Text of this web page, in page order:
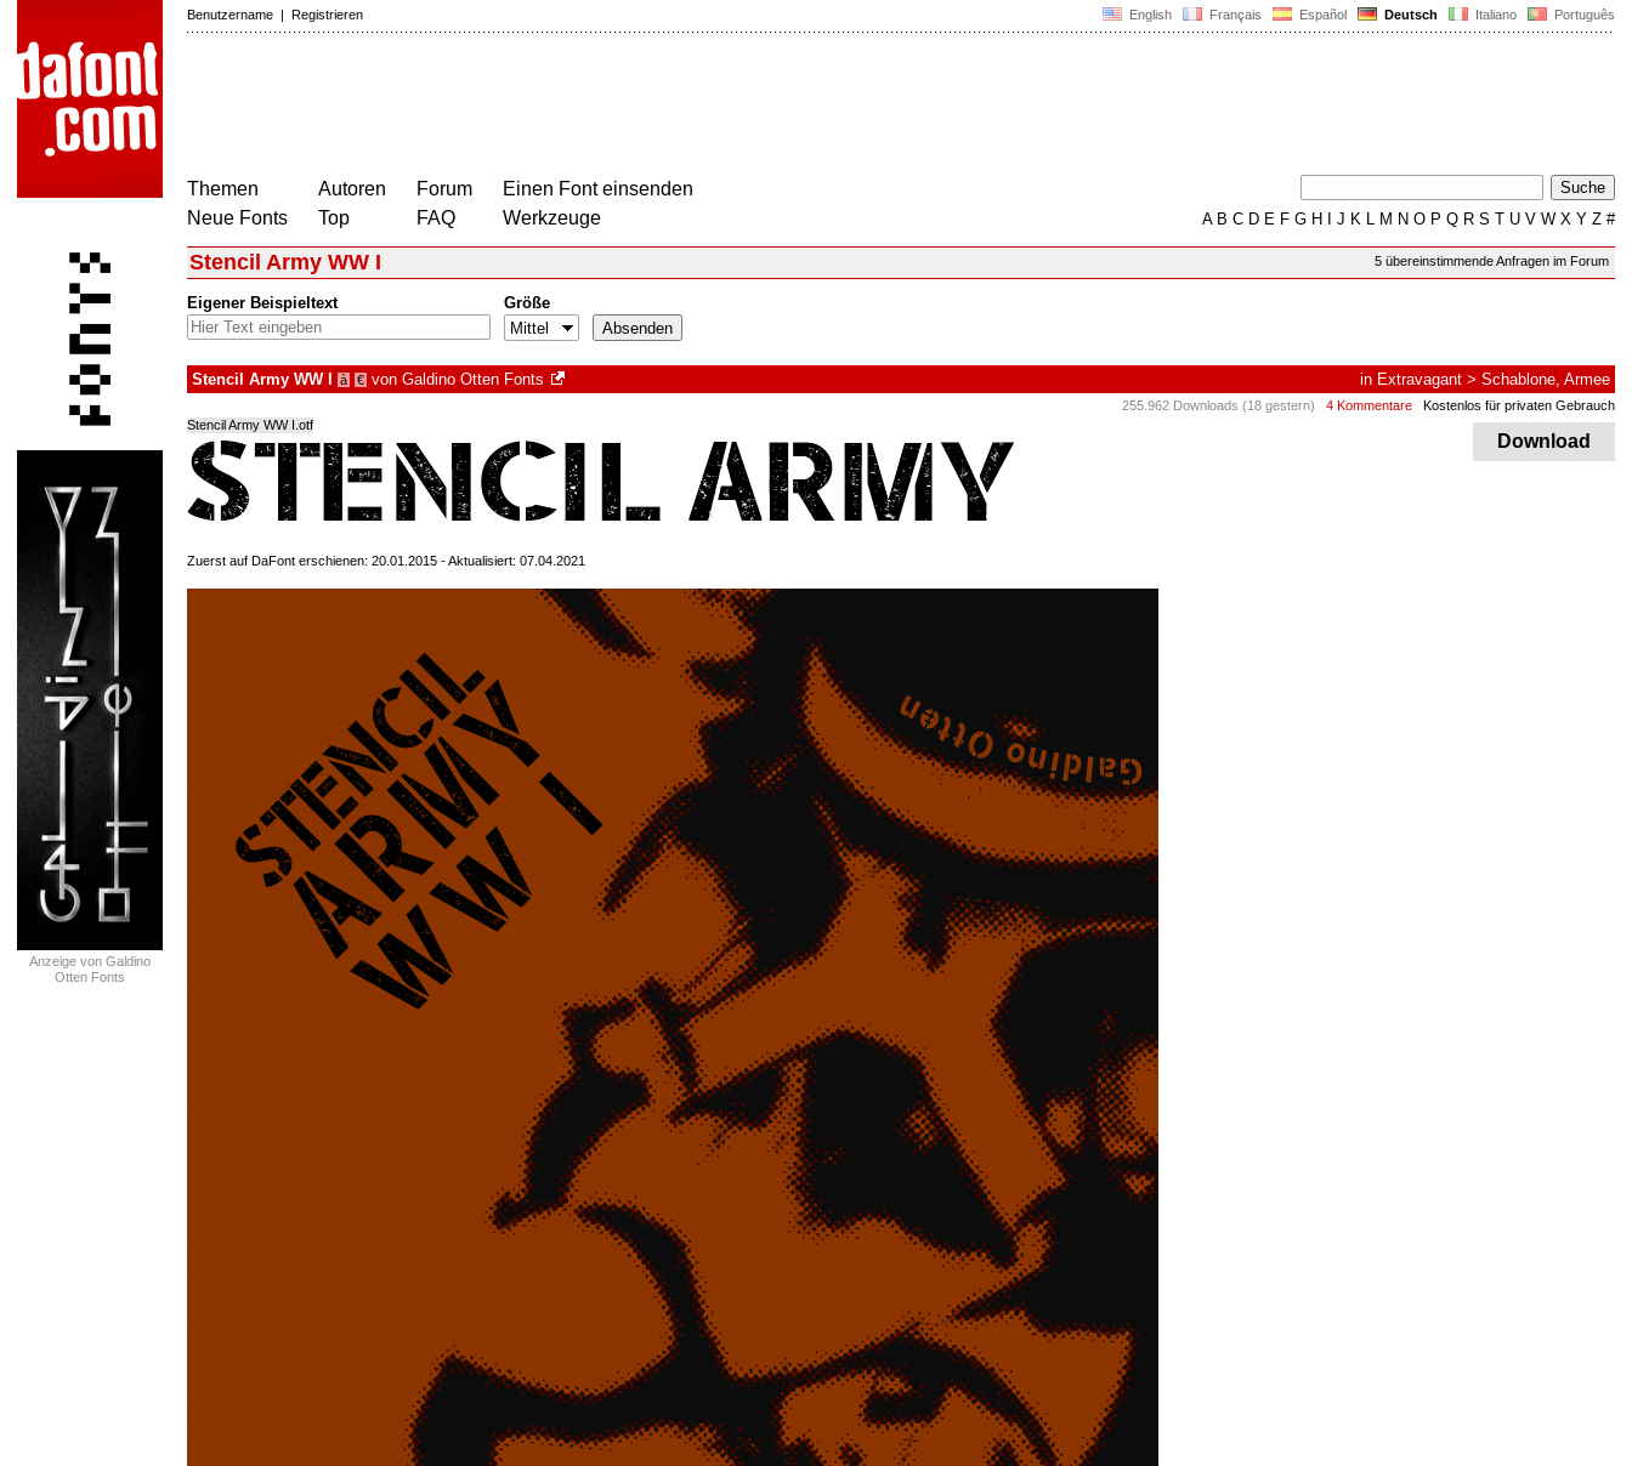
English Français Español Deutsch Italiano Português
Benutzername | Registrieren
Themen
Neue Fonts
Autoren
Top
Forum
FAQ
Einen Font einsenden
Werkzeuge
AB C D E F G H J K L M N O P Q R S T U V W X Y Z #
Anzeige von Galdino
Otten Fonts
5 übereinstimmende Anfragen im Forum
Stencil Army WW I
Eigener Beispieltext Größe
Stencil Army WW I à € von Galdino Otten Fonts in Extravagant > Schablone, Armee
255.962 Downloads (18 gestern) 4 Kommentare Kostenlos für privaten Gebrauch
Download
Stencil Army WW I.otf
Zuerst auf DaFont erschienen: 20.01.2015 - Aktualisiert: 07.04.2021